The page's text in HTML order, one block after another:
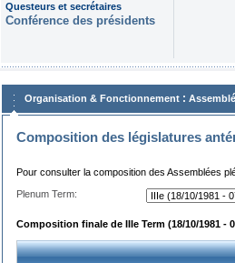
Questeurs et secrétaires
Conférence des présidents
Organisation & Fonctionnement :
Composition des législatures
Pour consulter la composition des Assemblées
Plenum Term:
Composition finale de IIIe Term (18/10/1981 -